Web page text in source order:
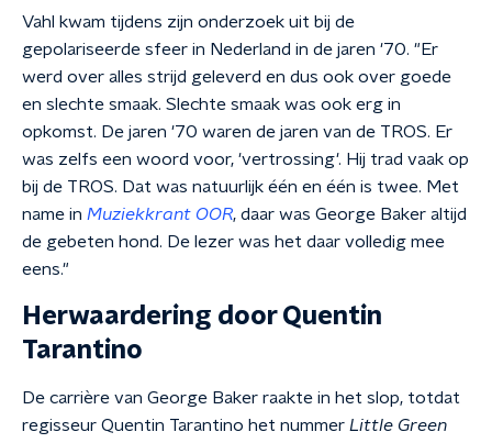
Vahl kwam tijdens zijn onderzoek uit bij de
gepolariseerde sfeer in Nederland in de jaren '70. "Er
werd over alles strijd geleverd en dus ook over goede
en slechte smaak. Slechte smaak was ook erg in
opkomst. De jaren '70 waren de jaren van de TROS. Er
was zelfs een woord voor, 'vertrossing'. Hij trad vaak op
bij de TROS. Dat was natuurlijk één en één is twee. Met
name in Muziekkrant OOR, daar was George Baker altijd
de gebeten hond. De lezer was het daar volledig mee
eens."
Herwaardering door Quentin
Tarantino
De carrière van George Baker raakte in het slop, totdat
regisseur Quentin Tarantino het nummer Little Green